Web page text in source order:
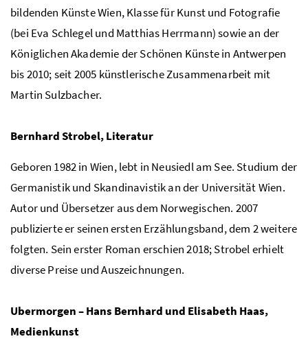
bildenden Künste Wien, Klasse für Kunst und Fotografie
(bei Eva Schlegel und Matthias Herrmann) sowie an der
Königlichen Akademie der Schönen Künste in Antwerpen
bis 2010; seit 2005 künstlerische Zusammenarbeit mit
Martin Sulzbacher.
Bernhard Strobel, Literatur
Geboren 1982 in Wien, lebt in Neusiedl am See. Studium der
Germanistik und Skandinavistik an der Universität Wien.
Autor und Übersetzer aus dem Norwegischen. 2007
publizierte er seinen ersten Erzählungsband, dem 2 weitere
folgten. Sein erster Roman erschien 2018; Strobel erhielt
diverse Preise und Auszeichnungen.
Ubermorgen – Hans Bernhard und Elisabeth Haas,
Medienkunst